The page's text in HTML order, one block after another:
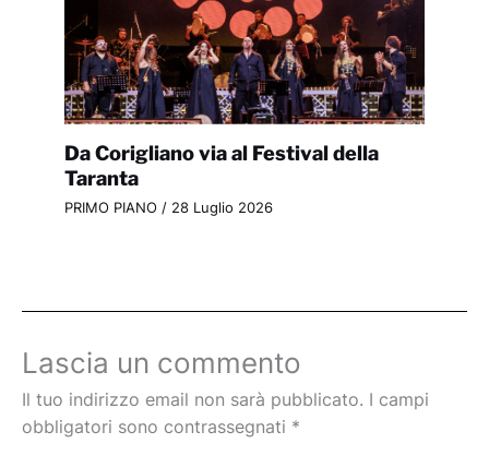
Da Corigliano via al Festival della
Taranta
PRIMO PIANO / 28 Luglio 2026
Lascia un commento
Il tuo indirizzo email non sarà pubblicato. I campi
obbligatori sono contrassegnati *